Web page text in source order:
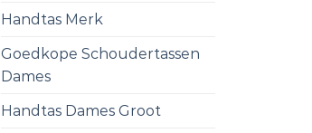
Handtas Merk
Goedkope Schoudertassen
Dames
Handtas Dames Groot